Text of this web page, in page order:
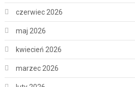
czerwiec 2026
maj 2026
kwiecień 2026
marzec 2026